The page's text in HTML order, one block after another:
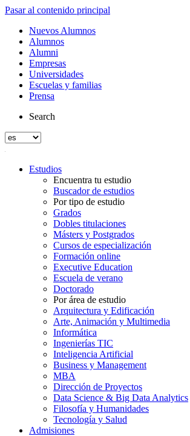
Pasar al contenido principal
Nuevos Alumnos
Alumnos
Alumni
Empresas
Universidades
Escuelas y familias
Prensa
Search
Estudios
Encuentra tu estudio
Buscador de estudios
Por tipo de estudio
Grados
Dobles titulaciones
Másters y Postgrados
Cursos de especialización
Formación online
Executive Education
Escuela de verano
Doctorado
Por área de estudio
Arquitectura y Edificación
Arte, Animación y Multimedia
Informática
Ingenierías TIC
Inteligencia Artificial
Business y Management
MBA
Dirección de Proyectos
Data Science & Big Data Analytics
Filosofía y Humanidades
Tecnología y Salud
Admisiones